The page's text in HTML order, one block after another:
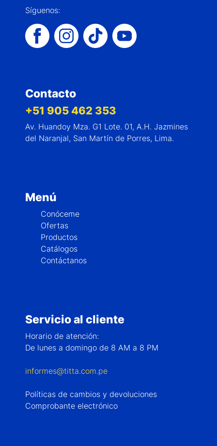
Síguenos:
Contacto
+51 905 462 353
Av. Huandoy Mza. G1 Lote. 01, A.H. Jazmines
del Naranjal, San Martín de Porres, Lima.
Menú
Conóceme
Ofertas
Productos
Catálogos
Contáctanos
Servicio al cliente
Horario de atención:
De lunes a domingo de 8 AM a 8 PM
informes@titta.com.pe
Políticas de cambios y devoluciones
Comprobante electrónico